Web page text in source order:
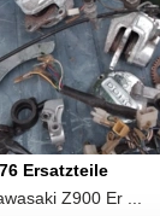
Kawasaki Z900 74-76 Ersatzteile
Z900 Er ...